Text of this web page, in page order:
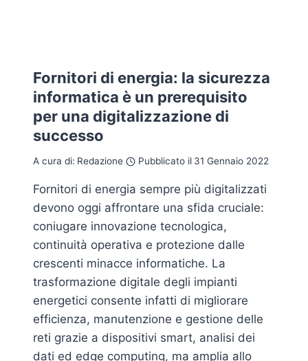
Fornitori di energia: la sicurezza
informatica è un prerequisito
per una digitalizzazione di
successo
A cura di: Redazione Pubblicato il 31 Gennaio 2022
Fornitori di energia sempre più digitalizzati
devono oggi affrontare una sfida cruciale:
coniugare innovazione tecnologica,
continuità operativa e protezione dalle
crescenti minacce informatiche. La
trasformazione digitale degli impianti
energetici consente infatti di migliorare
efficienza, manutenzione e gestione delle
reti grazie a dispositivi smart, analisi dei
dati ed edge computing, ma amplia allo